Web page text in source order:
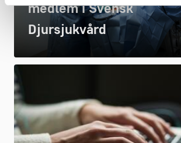
medlem i Svensk
Djursjukvård